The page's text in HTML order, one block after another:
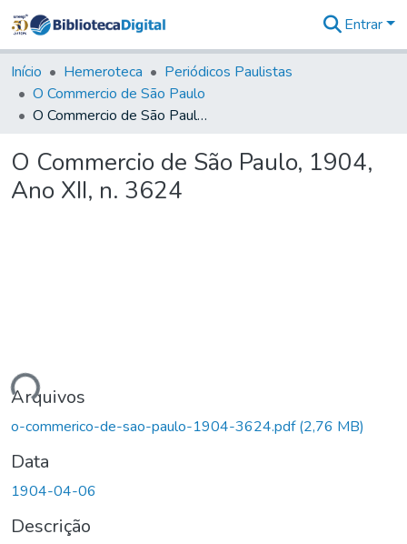
&
Coleções
Tudo na
Biblioteca
Estatísticas
Entrar
Início Hemeroteca
Periódicos Paulistas
O Commercio de São Paulo
O Commercio de São Paulo, 1904, Ano XII, n. 3624
O Commercio de São Paulo, 1904,
Ano XII, n. 3624
Arquivos
o-commerico-de-sao-paulo-1904-3624.pdf(2,76 MB)
Data
1904-04-06
Descrição